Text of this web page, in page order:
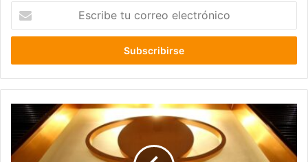
correo
Codelco
paraliza
proyectos
en